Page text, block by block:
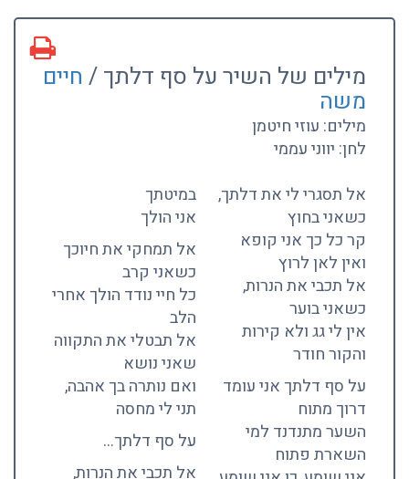
מילים של השיר על סף דלתך / חיים
משה
מילים: עוזי חיטמן
לחן: יווני עממי
אל תסגרי לי את דלתך,
כשאני בחוץ
קר כל כך אני קופא
ואין לאן לרוץ
אל תכבי את הנרות,
כשאני בוער
אין לי גג ולא קירות
והקור חודר
על סף דלתך אני עומד
דרוך מתוח
השער מתנדנד למי
השארת פתוח
במיטתך
אני הולך
אל תמחקי את חיוכך
כשאני קרב
כל חיי נודד הולך אחרי
הלב
אל תבטלי את התקווה
שאני נושא
ואם נותרה בך אהבה,
תני לי מחסה
על סף דלתך…
אל תכבי את הנרות,